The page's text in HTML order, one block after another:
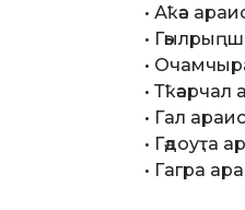
• Аҟәа
•
•
•
• Гал
• Гәдоуҭа
• Гагра